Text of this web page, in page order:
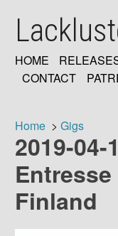
main
MAIN
HOME
CONTACT
Breadcrumb
Home Gigs
2019-04-
Finland